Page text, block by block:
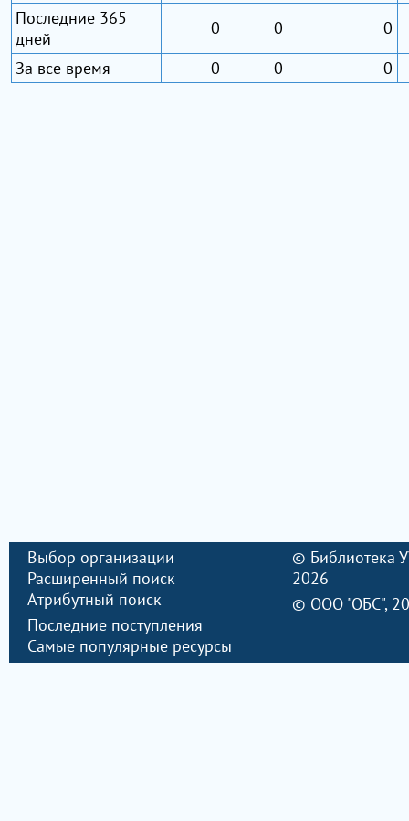
Последние 365
дней
0 0
0
За все время
0 0 0
Выбор организации
Расширенный поиск
Атрибутный поиск
Последние поступления
Самые популярные ресурсы
© Библиотека
2026
© ООО "ОБС",